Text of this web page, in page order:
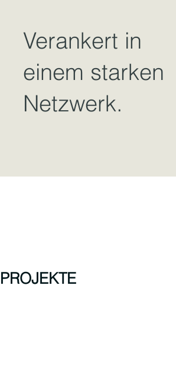
Verankert in
einem starken
Netzwerk.
PROJEKTE